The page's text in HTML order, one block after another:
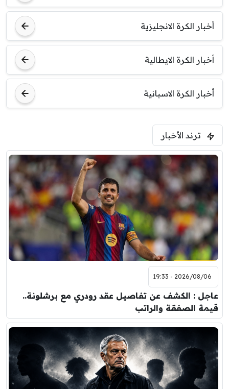
أخبار الكرة الانجليزية
أخبار الكرة الايطالية
أخبار الكرة الاسبانية
ترند الأخبار
2026/08/06 - 19:33
عاجل : الكشف عن تفاصيل عقد رودري مع برشلونة..
قيمة الصفقة والراتب